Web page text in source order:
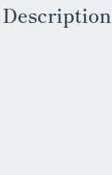
Description